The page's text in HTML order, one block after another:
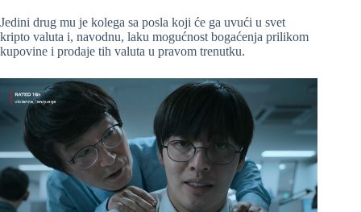
Jedini drug mu je kolega sa posla koji će ga uvući u svet
kripto valuta i, navodnu, laku mogućnost bogaćenja prilikom
kupovine i prodaje tih valuta u pravom trenutku.